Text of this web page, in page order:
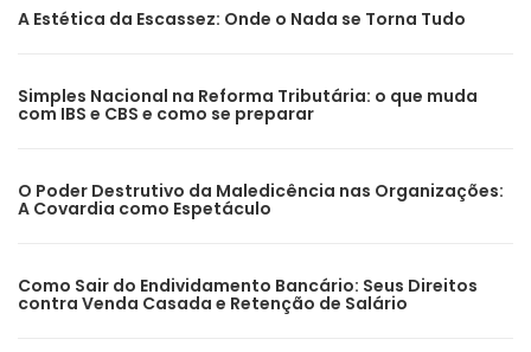
A Estética da Escassez: Onde o Nada se Torna Tudo
Simples Nacional na Reforma Tributária: o que muda
com IBS e CBS e como se preparar
O Poder Destrutivo da Maledicência nas Organizações:
A Covardia como Espetáculo
Como Sair do Endividamento Bancário: Seus Direitos
contra Venda Casada e Retenção de Salário